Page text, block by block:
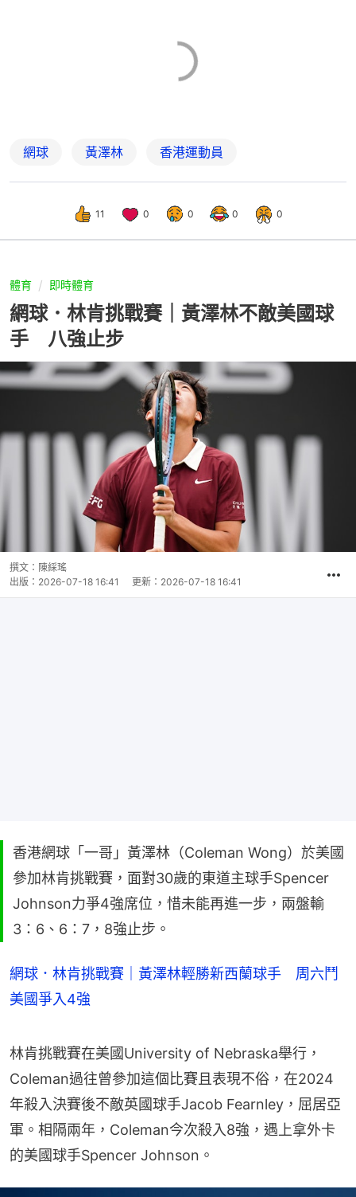
網球 黃澤林 香港運動員
11 0 0 0 0
體育 即時體育
網球．林肯挑戰賽｜黃澤林不敵美國球
手 八強止步
撰文： 陳綵瑤
出版： 2026-07-18 16:41 更新： 2026-07-18 16:41
香港網球「一哥」黃澤林（Coleman Wong）於美國
參加林肯挑戰賽，面對30歲的東道主球手Spencer
Johnson力爭4強席位，惜未能再進一步，兩盤輸
3：6、6：7，8強止步。
網球．林肯挑戰賽｜黃澤林輕勝新西蘭球手 周六鬥
美國爭入4強
林肯挑戰賽在美國​University of Nebraska舉行，
Coleman過往曾參加這個比賽且表現不俗，在2024
年殺入決賽後不敵英國球手Jacob Fearnley，屈居亞
軍。相隔兩年，Coleman今次殺入8強，遇上拿外卡
的美國球手Spencer Johnson。